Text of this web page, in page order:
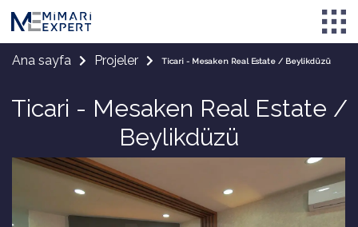
Ana sayfa Projeler Ticari - Mesaken Real Estate / Beylikdüzü
Ticari - Mesaken Real Estate /
Beylikdüzü